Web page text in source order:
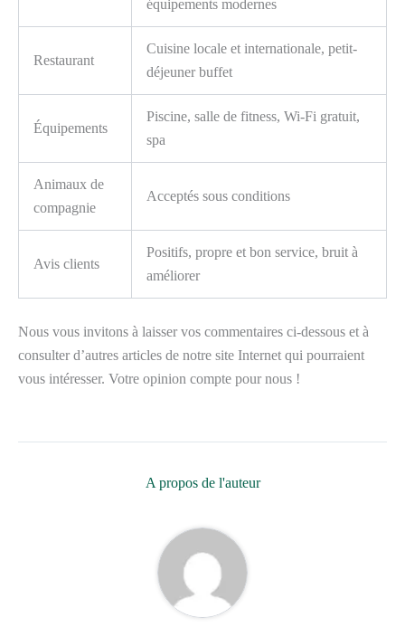
équipements modernes
Restaurant
Cuisine locale et internationale, petit-
déjeuner buffet
Équipements
Piscine, salle de fitness, Wi-Fi gratuit,
spa
Animaux de
compagnie
Acceptés sous conditions
Avis clients
Positifs, propre et bon service, bruit à
améliorer
Nous vous invitons à laisser vos commentaires ci-dessous et à
consulter d’autres articles de notre site Internet qui pourraient
vous intéresser. Votre opinion compte pour nous !
A propos de l'auteur